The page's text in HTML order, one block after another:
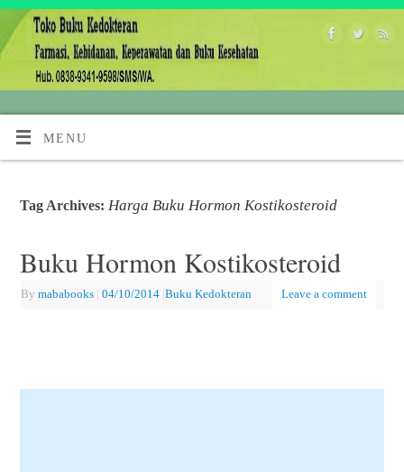
MENU
Tag Archives: Harga Buku Hormon Kostikosteroid
Buku Hormon Kostikosteroid
By mababooks | 04/10/2014 |Buku Kedokteran Leave a comment